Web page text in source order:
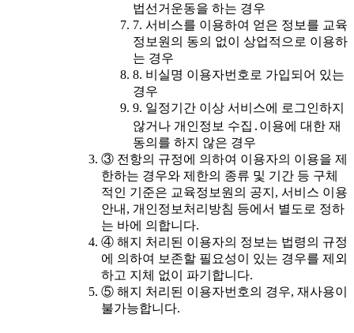
법선거운동을 하는 경우
7. 서비스를 이용하여 얻은 정보를 교육
정보원의 동의 없이 상업적으로 이용하
는 경우
8. 비실명 이용자번호로 가입되어 있는
경우
9. 일정기간 이상 서비스에 로그인하지
않거나 개인정보 수집․이용에 대한 재
동의를 하지 않은 경우
③ 전항의 규정에 의하여 이용자의 이용을 제
한하는 경우와 제한의 종류 및 기간 등 구체
적인 기준은 교육정보원의 공지, 서비스 이용
안내, 개인정보처리방침 등에서 별도로 정하
는 바에 의합니다.
④ 해지 처리된 이용자의 정보는 법령의 규정
에 의하여 보존할 필요성이 있는 경우를 제외
하고 지체 없이 파기합니다.
⑤ 해지 처리된 이용자번호의 경우, 재사용이
불가능합니다.